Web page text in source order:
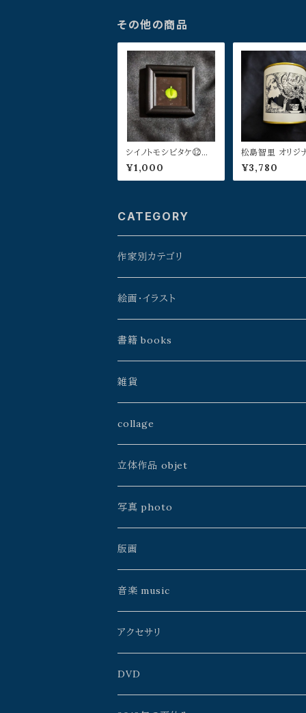
その他の商品
シイノトモシビタケ⑫／
福本タダシ
¥1,000
松島智里 オリジ
レンドティー
¥3,780
CATEGORY
作家別カテゴリ
星野時環
久保田昭宏
建石修志
山本佳世
中川ユウヰチ
川島朗
松島智里
雨花
よこやまぺん
イイノチエ
絵画・イラスト
よこやまぺん
戸田勝久
kazeasobi
建石修志
中村淳次
ゲツメン
うたうた星
mato*noji
チヨト
書籍 books
星野時環
山本佳世
空中線書局／Atelier空中線
銀河通信社
よこやまぺん
鴨沢祐仁
森元暢之
ミズタニカエコ
雑貨
アトリエJALANJALAN
ふじわら工房
雨花
中川ユウヰチ
よりそう
タニザワピーチ
monoclone
collage
山本佳世
手製本
中川ユウヰチ
松島智里
百瀬靖子
久保田昭宏
星野時環
立体作品 objet
久保田昭宏
星野時環
雨花
山本佳世
百瀬靖子
写真 photo
久保田昭宏
Erico
版画
イイノチエ
音楽 music
アクセサリ
AzulFábrica+spinn
DVD